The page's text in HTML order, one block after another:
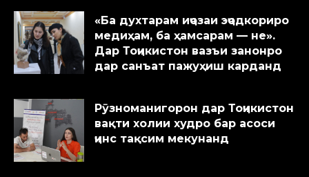
«Ба духтарам иҷозаи эҷодкориро
медиҳам, ба ҳамсарам — не».
Дар Тоҷикистон вазъи занонро
дар санъат пажуҳиш карданд
Рӯзноманигорон дар Тоҷикистон
вақти холии худро бар асоси
ҷинс тақсим мекунанд